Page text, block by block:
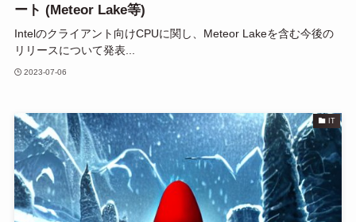
ート (Meteor Lake等)
Intelのクライアント向けCPUに関し、Meteor Lakeを含む今後の
リリースについて発表...
2023-07-06
IT